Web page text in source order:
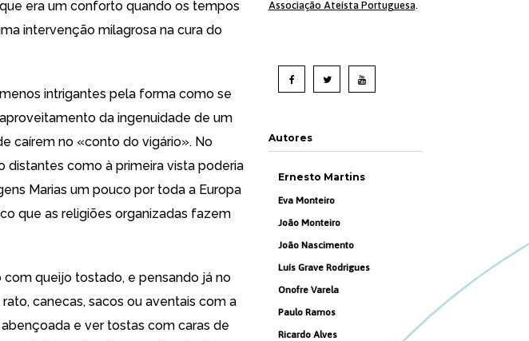
era um conforto quando os tempos
intervenção milagrosa na cura do
intrigantes pela forma como se
da ingenuidade de um
caírem no «conto do vigário». No
distantes como à primeira vista poderia
Marias um pouco por toda a Europa
que as religiões organizadas fazem
queijo tostado, e pensando já no
canecas, sacos ou aventais com a
e ver tostas com caras de
Associação Ateísta Portuguesa.
Autores
Ernesto Martins
Eva Monteiro
João Monteiro
João Nascimento
Luís Grave Rodrigues
Onofre Varela
Paulo Ramos
Ricardo Alves